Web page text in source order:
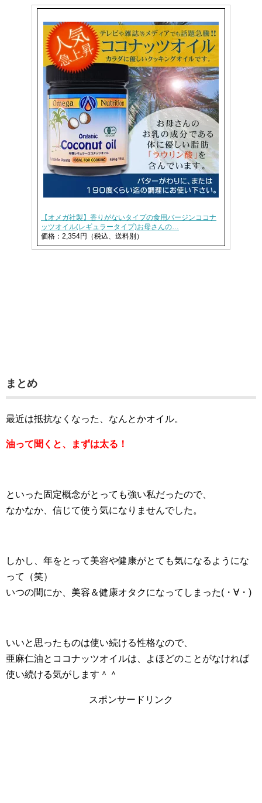
【オメガ社製】香りがないタイプの食用バージンココナ
ッツオイル(レギュラータイプ)お母さんの…
価格：2,354円（税込、送料別）
まとめ
最近は抵抗なくなった、なんとかオイル。
油って聞くと、 まずは太る！
といった固定概念がとっても強い私だったので、
なかなか、信じて使う気になりませんでした。
しかし、年をとって美容や健康がとても気になるようにな
って（笑）
いつの間にか、美容＆健康オタクになってしまった(・∀・)
いいと思ったものは使い続ける性格なので、
亜麻仁油とココナッツオイルは、よほどのことがなければ
使い続ける気がします＾＾
スポンサードリンク